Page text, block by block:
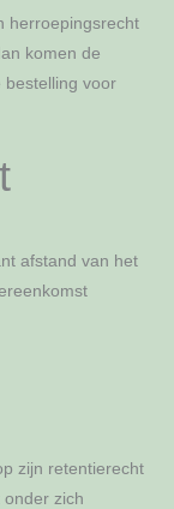
herroepingsrecht
komen de
bestelling voor
afstand van het
zijn retentierecht
zich